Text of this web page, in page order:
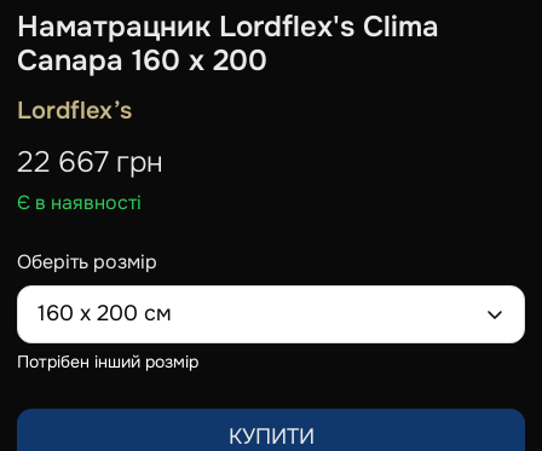
Наматрацник Lordflex's Clima
Сanapa 160 х 200
Lordflex’s
22 667 грн
Є в наявності
Оберіть розмір
160 х 200 см
Потрібен інший розмір
КУПИТИ